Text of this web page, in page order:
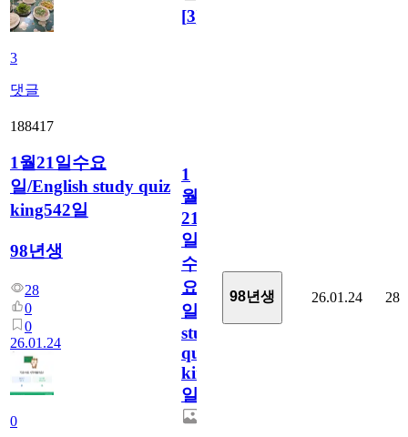
3
댓글
[3]
188417
1월21일수요
일/English study quiz
king542일
98년생
28
0
0
26.01.24
0
1
월
21
일
수
요
일/English
study
quiz
king542
일
98년생 26.01.24 28